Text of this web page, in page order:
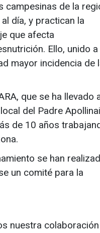
campesinas de la
día, y practican la
que afecta
Ello, unido a
mayor incidencia de
que se ha llevado
del Padre
de 10 años
se han
un comité para la
nuestra colaboración